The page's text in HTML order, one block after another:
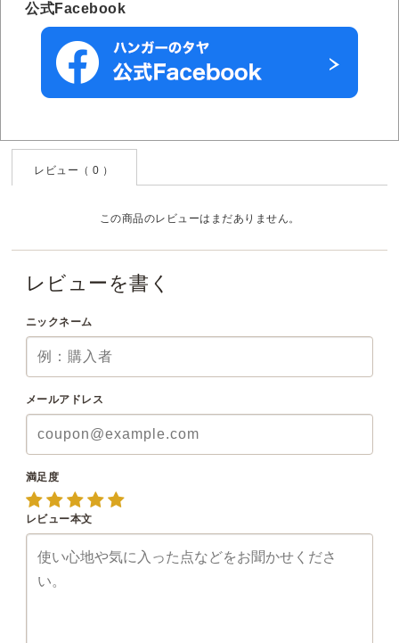
公式Facebook
レビュー（ 0 ）
この商品のレビューはまだありません。
レビューを書く
ニックネーム
メールアドレス
満足度
レビュー本文